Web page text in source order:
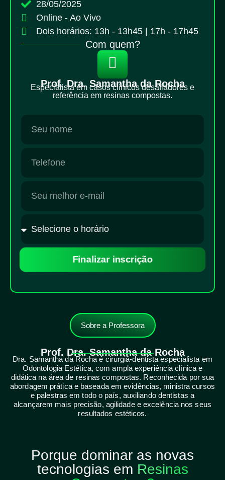
28/05/2025
Online - Ao Vivo
Dois horários: 13h - 13h45 | 17h - 17h45
Com quem?
Prof. Dra. Samantha da Rocha
Especialista em casos clínicos desafiadores e
referência em resinas compostas.
Finalizar inscrição
Sobre a Professora
Prof. Dra. Samantha da Rocha
Dra. Samantha da Rocha é cirurgiã-dentista especialista em
Odontologia Estética, com ampla experiência clínica e
didática na área de resinas compostas. Reconhecida por sua
abordagem prática e baseada em evidências, ministra cursos
e palestras em todo o país, auxiliando dentistas a
alcançarem mais precisão, agilidade e excelência nos seus
resultados estéticos.
Porque dominar as novas
tecnologias em Resinas